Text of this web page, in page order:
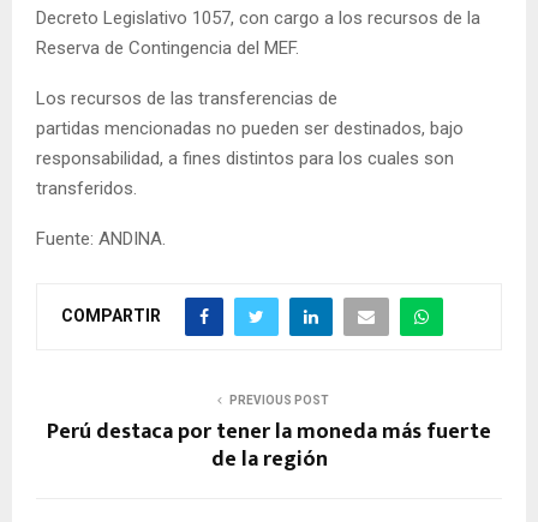
Decreto Legislativo 1057, con cargo a los recursos de la
Reserva de Contingencia del MEF.
Los recursos de las transferencias de
partidas mencionadas no pueden ser destinados, bajo
responsabilidad, a fines distintos para los cuales son
transferidos.
Fuente: ANDINA.
COMPARTIR
PREVIOUS POST
Perú destaca por tener la moneda más fuerte
de la región